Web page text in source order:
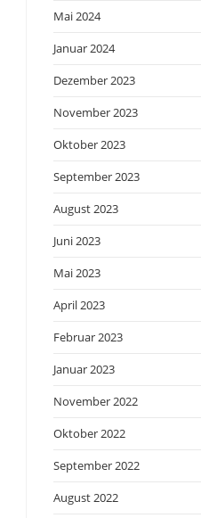
Mai 2024
Januar 2024
Dezember 2023
November 2023
Oktober 2023
September 2023
August 2023
Juni 2023
Mai 2023
April 2023
Februar 2023
Januar 2023
November 2022
Oktober 2022
September 2022
August 2022